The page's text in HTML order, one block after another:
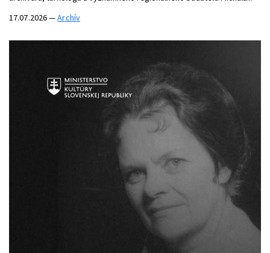
17.07.2026—Archív